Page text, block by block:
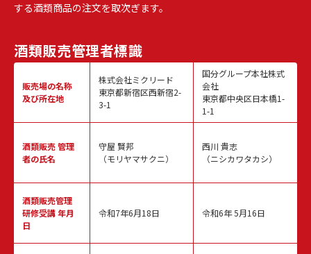
する酒類商品の注文を取次ぎます。
酒類販売管理者標識
販売場の名称
及び所在地
酒類販売管理
者の氏名
酒類販売管理
研修受講 年月
日
株式会社ミクリード
東京都新宿区西新宿2-
3-1
守屋 賢邦
（モリヤマサクニ）
令和7年6月18日
国分グループ本社株式
会社
東京都中央区日本橋1-
1-1
西川 貴志
（ニシカワタカシ）
令和6年 5月16日